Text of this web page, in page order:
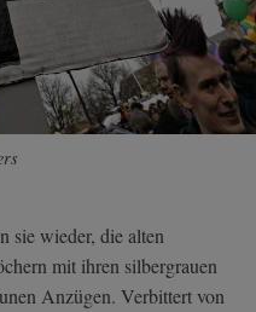
sie wieder, die alten
mit ihren silbergrauen
Anzügen. Verbittert von